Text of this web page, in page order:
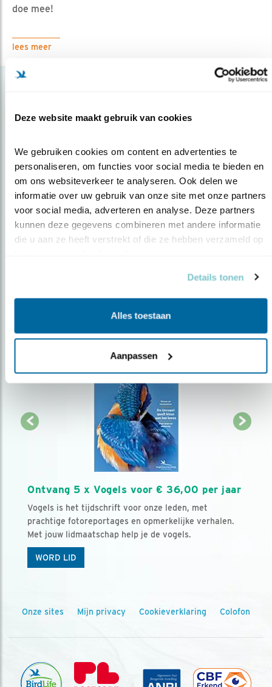
Deze website maakt gebruik van cookies
We gebruiken cookies om content en advertenties te
personaliseren, om functies voor social media te bieden en
om ons websiteverkeer te analyseren. Ook delen we
informatie over uw gebruik van onze site met onze partners
voor social media, adverteren en analyse. Deze partners
kunnen deze gegevens combineren met andere informatie
die u aan ze heeft verstrekt of die ze hebben verzameld op
Details tonen
Alles toestaan
Aanpassen
doe mee!
lees meer
Op de hoogte blijven?
over vogels en activiteiten van Vogelbescherming.
AANMELDEN VOGELNIEUWS
Ontvang 5 x Vogels voor € 36,00 per jaar
Vogels is het tijdschrift voor onze leden, met
prachtige fotoreportages en opmerkelijke verhalen.
Met jouw lidmaatschap help je de vogels.
WORD LID
Onze sites Mijn privacy Cookieverklaring Colofon